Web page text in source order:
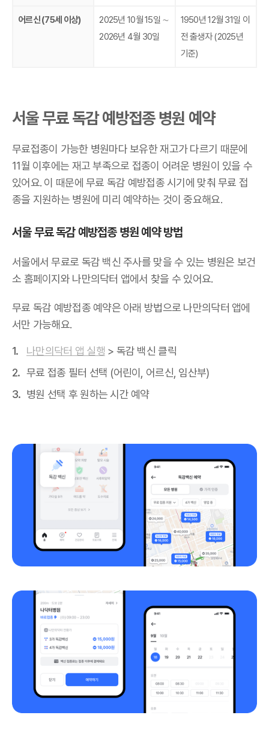
어르신 (75세 이상)
2025년 10월 15일 ∼
2026년 4월 30일
1950년 12월 31일 이
전 출생자 (2025년
기준)
서울 무료 독감 예방접종 병원 예약
무료접종이 가능한 병원마다 보유한 재고가 다르기 때문에
11월 이후에는 재고 부족으로 접종이 어려운 병원이 있을 수
있어요. 이 때문에 무료 독감 예방접종 시기에 맞춰 무료 접
종을 지원하는 병원에 미리 예약하는 것이 중요해요.
서울 무료 독감 예방접종 병원 예약 방법
서울에서 무료로 독감 백신 주사를 맞을 수 있는 병원은 보건
소 홈페이지와 나만의닥터 앱에서 찾을 수 있어요.
무료 독감 예방접종 예약은 아래 방법으로 나만의닥터 앱에
서만 가능해요.
나만의닥터 앱 실행 > 독감 백신 클릭
무료 접종 필터 선택 (어린이, 어르신, 임산부)
병원 선택 후 원하는 시간 예약